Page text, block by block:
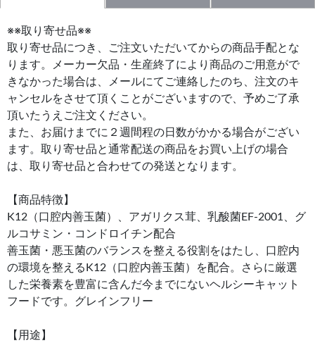
※※取り寄せ品※※
取り寄せ品につき、ご注文いただいてからの商品手配とな
ります。メーカー欠品・生産終了により商品のご用意がで
きなかった場合は、メールにてご連絡したのち、注文のキ
ャンセルをさせて頂くことがございますので、予めご了承
頂いたうえご注文ください。
また、お届けまでに２週間程の日数がかかる場合がござい
ます。取り寄せ品と通常配送の商品をお買い上げの場合
は、取り寄せ品と合わせての発送となります。
【商品特徴】
K12（口腔内善玉菌）、アガリクス茸、乳酸菌EF-2001、グ
ルコサミン・コンドロイチン配合
善玉菌・悪玉菌のバランスを整える役割をはたし、口腔内
の環境を整えるK12（口腔内善玉菌）を配合。さらに厳選
した栄養素を豊富に含んだ今までにないヘルシーキャット
フードです。グレインフリー
【用途】